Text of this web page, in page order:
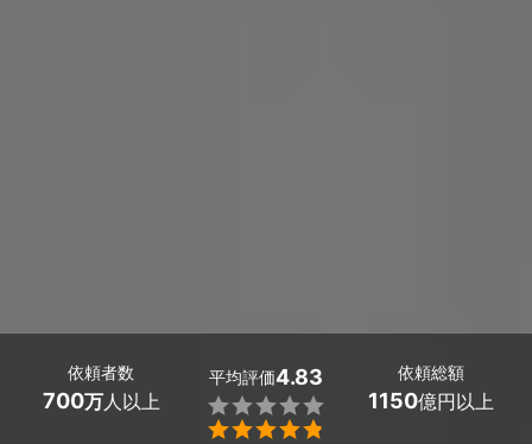
依頼者数
700万人以上
平均評価4.83


依頼総額
1150億円以上